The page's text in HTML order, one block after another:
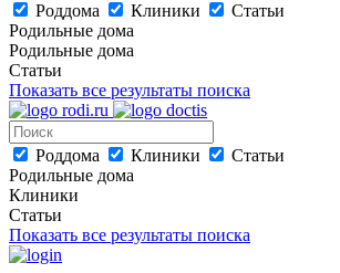
Роддома Клиники
Статьи
Родильные дома
Родильные дома
Статьи
Показать все результаты поиска
Роддома Клиники
Статьи
Родильные дома
Клиники
Статьи
Показать все результаты поиска